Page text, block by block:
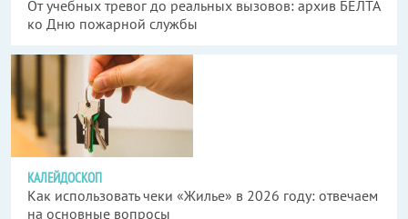
От учебных тревог до реальных вызовов: архив БЕЛТА
ко Дню пожарной службы
КАЛЕЙДОСКОП
Как использовать чеки «Жилье» в 2026 году: отвечаем
на основные вопросы